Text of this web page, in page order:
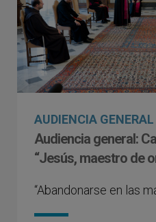
AUDIENCIA GENERAL
Audiencia general:
“Jesús, maestro de
“Abandonarse en las